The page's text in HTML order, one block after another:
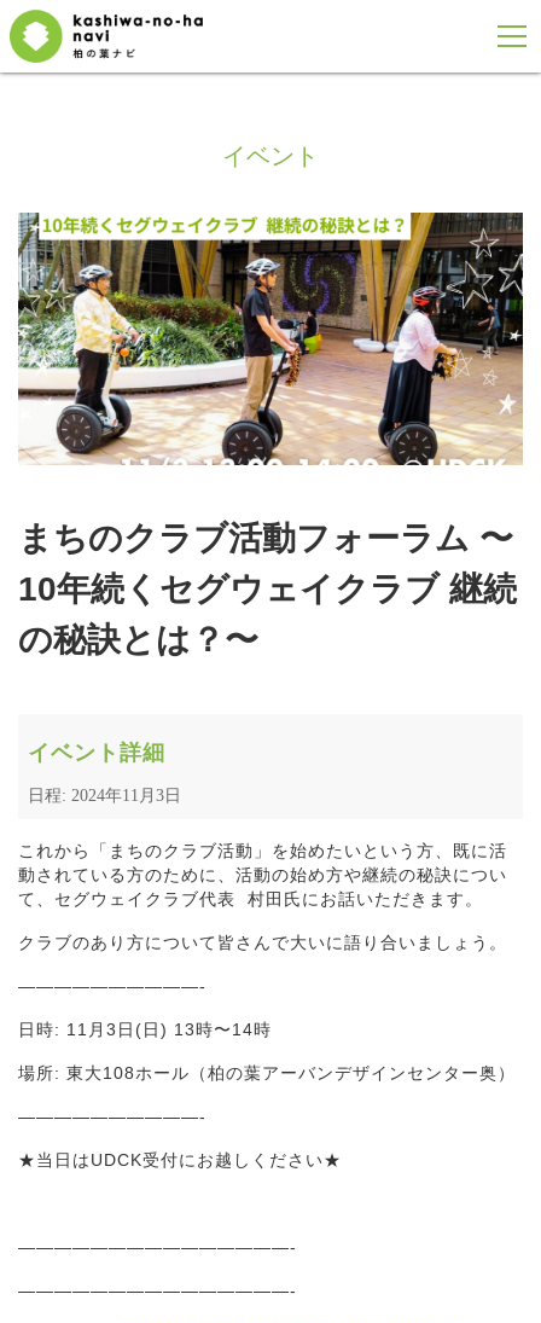
イベント
まちのクラブ活動フォーラム 〜
10年続くセグウェイクラブ 継続
の秘訣とは？〜
イベント詳細
日程: 2024年11月3日
これから「まちのクラブ活動」を始めたいという方、既に活
動されている方のために、活動の始め方や継続の秘訣につい
て、セグウェイクラブ代表 村田氏にお話いただきます。
クラブのあり方について皆さんで大いに語り合いましょう。
——————————-
日時: 11月3日(日) 13時〜14時
場所: 東大108ホール（柏の葉アーバンデザインセンター奥）
——————————-
★当日はUDCK受付にお越しください★
———————————————-
———————————————-